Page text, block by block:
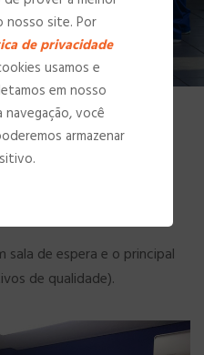
de espera e o principal
de qualidade).
nosso site. Por
de privacidade
usamos e
em nosso
você
armazenar